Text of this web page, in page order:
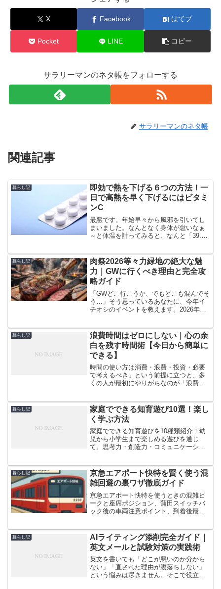
X Facebook はてブ
Pocket LINE コピー
サラリーマンのネタ帳をフォローする
サラリーマンのネタ帳
関連記事
暮らし記
即効で熱を下げる６つの方法！一
日で高熱を早く下げるにはビタミ
ンC
最悪です。年始早々から風邪を引いてし
まいました。なんとなく身体が怠いなぁ
～と体温を計ってみると、なんと「39.2
が表示されていましたよ。もともと私は
熱に強い体質のようで...
暮らし記
肉祭2026等々力緑地の絶大な魅
力｜GWに行くべき理由と完全攻
略ガイド
「GWどこ行こうか、でもどこも混んでそ
う…」そう思っているあなたに、今年イ
チオシのイベントを教えます。2026年の
このイベント、実は何度も足を運んでい
ます。正直に言...
暮らし記
浪費時間はゼロにしない｜心の余
白を残す時間術【今日から簡単に
できる】
時間の使い方は消費・浪費・投資・必要
で考えるべき」という前提に立つと、多
くの人が最初にやりがちなのが「浪費を
動や燃え尽きが起こり、かえって生産性
が下がります。大切なのは...
暮らし記
家庭でできる知育遊び10選！楽し
く学ぶ方法
家庭でできる知育遊びを10種類紹介！幼
児から小学生まで楽しめる遊びを通じ
て、思考力・創造力・コミュニケーショ
チャレンジまで、親子で楽しめるアイデ
アを厳選しました。知育遊びを取り入れ
ることで、お子さんの学習意欲を高め、
楽しく成長をサポートできます。家での
時間を充実させるヒントをたくさん詰め
込みましたので、ぜひ試してみてくださ
暮らし記
京急エアポート快特を賢く使う混
雑回避の裏ワザ徹底ガイド
京急エアポート快特を使うときの混雑ピ
ークと座席ポジション、蒲田スイッチバ
ック後の車両注意ポイント、到着後最短
セス！
暮らし記
AIライティング添削完全ガイド｜
英文メールと試験対策の実践術
英文を書いても「どこが悪いのか分から
ない」「直された理由が腹落ちしない」
という悩みは尽きません。そこで役立つ